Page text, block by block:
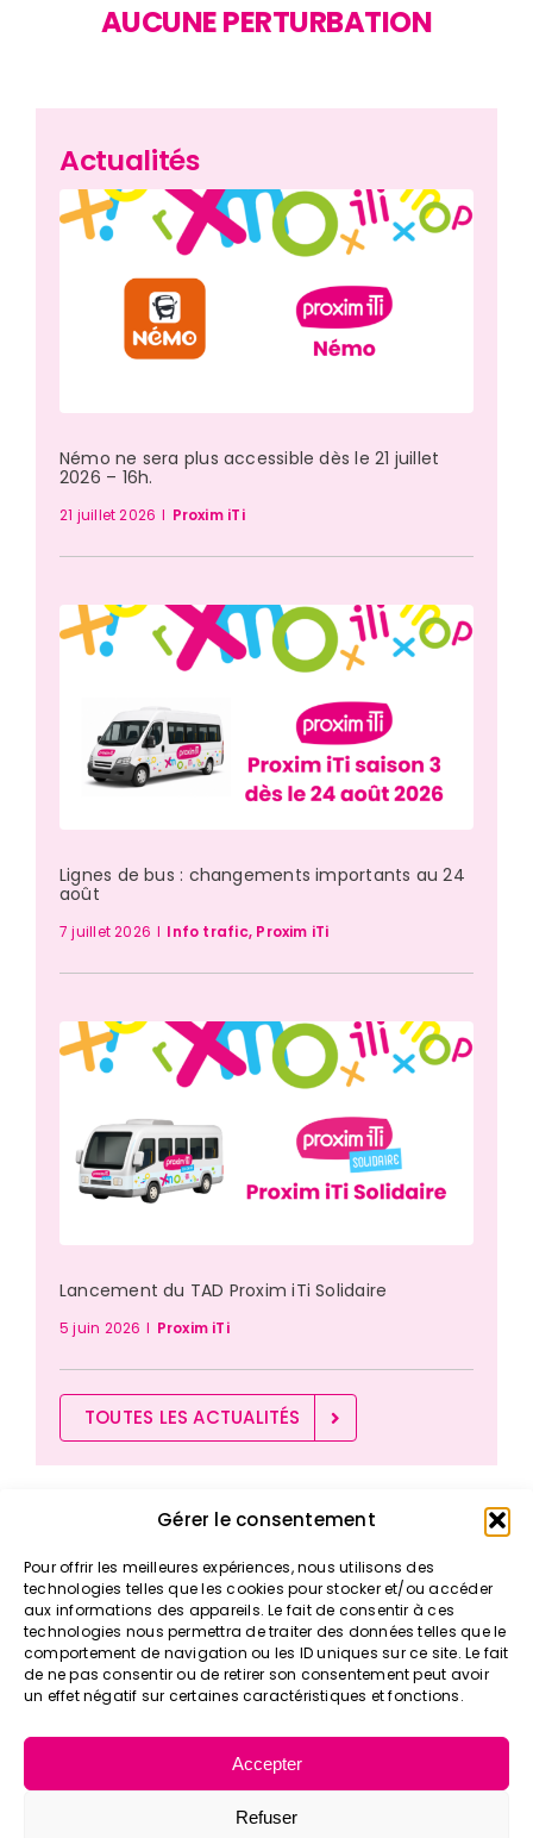
Gérer le consentement
Pour offrir les meilleures expériences, nous utilisons des
technologies telles que les cookies pour stocker et/ou accéder
aux informations des appareils. Le fait de consentir à ces
technologies nous permettra de traiter des données telles que le
comportement de navigation ou les ID uniques sur ce site. Le fait
de ne pas consentir ou de retirer son consentement peut avoir
un effet négatif sur certaines caractéristiques et fonctions.
Accepter
Refuser
AUCUNE PERTURBATION
Actualités
Némo ne sera plus accessible dès le 21 juillet
2026 – 16h.
21 juillet 2026 I Proxim iTi
Lignes de bus : changements importants au 24
août
7 juillet 2026 I Info trafic, Proxim iTi
Lancement du TAD Proxim iTi Solidaire
5 juin 2026 I Proxim iTi
TOUTES LES ACTUALITÉS
>Vos déplacements
> Tarifs & Abonnements
> Nos actualités
> Nos solutions
> Notre organisation
> Nos agences